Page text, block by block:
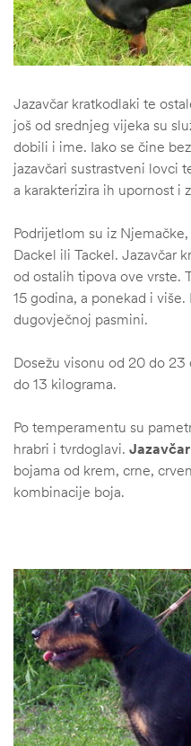
Jazavčar kratkodlaki te
još od srednjeg vijeka su
dobili i ime. Iako se čine
jazavčari sustrastveni lovci
a karakterizira ih upornost i
Podrijetlom su iz
Dackel ili Tackel. Jazavčar
od ostalih tipova ove vrste.
15 godina, a ponekad i
dugovječnoj pasmini.
Dosežu visonu od 20 do
do 13 kilograma.
Po temperamentu su
hrabri i tvrdoglavi.
bojama od krem, crne,
kombinacije boja.